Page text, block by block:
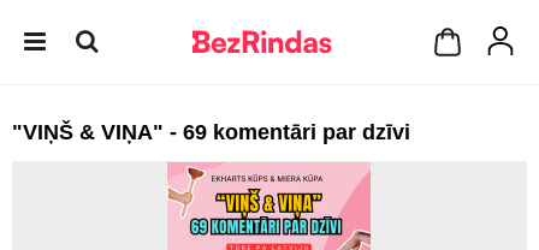
"VIŅŠ & VIŅA" - 69 komentāri par dzīvi